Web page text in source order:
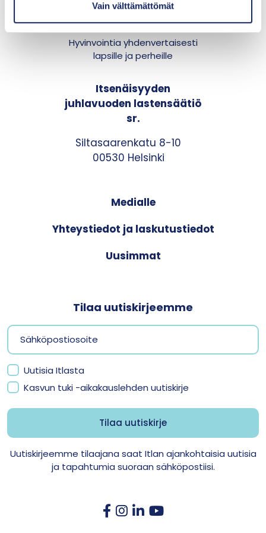
Vain välttämättömät
Hyvinvointia yhdenvertaisesti
lapsille ja perheille
Itsenäisyyden
juhlavuoden lastensäätiö
sr.
Siltasaarenkatu 8-10
00530 Helsinki
Medialle
Yhteystiedot ja laskutustiedot
Uusimmat
Tilaa uutiskirjeemme
Uutisia Itlasta
Kasvun tuki -aikakauslehden uutiskirje
Uutiskirjeemme tilaajana saat Itlan ajankohtaisia uutisia
ja tapahtumia suoraan sähköpostiisi.